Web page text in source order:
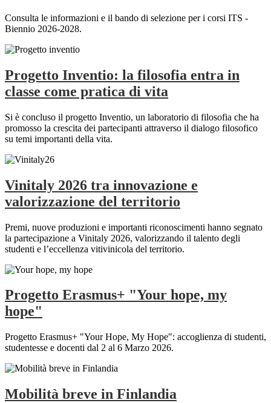
Consulta le informazioni e il bando di selezione per i corsi ITS -
Biennio 2026-2028.
Progetto Inventio: la filosofia entra in
classe come pratica di vita
Si è concluso il progetto Inventio, un laboratorio di filosofia che ha
promosso la crescita dei partecipanti attraverso il dialogo filosofico
su temi importanti della vita.
Vinitaly 2026 tra innovazione e
valorizzazione del territorio
Premi, nuove produzioni e importanti riconoscimenti hanno segnato
la partecipazione a Vinitaly 2026, valorizzando il talento degli
studenti e l’eccellenza vitivinicola del territorio.
Progetto Erasmus+ "Your hope, my
hope"
Progetto Erasmus+ "Your Hope, My Hope": accoglienza di studenti,
studentesse e docenti dal 2 al 6 Marzo 2026.
Mobilità breve in Finlandia